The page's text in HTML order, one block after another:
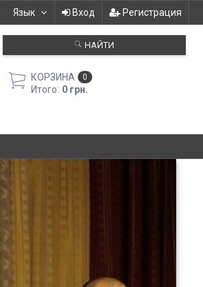
Язык Вход Регистрация
НАЙТИ
КОРЗИНА 0
Итого: 0 грн.